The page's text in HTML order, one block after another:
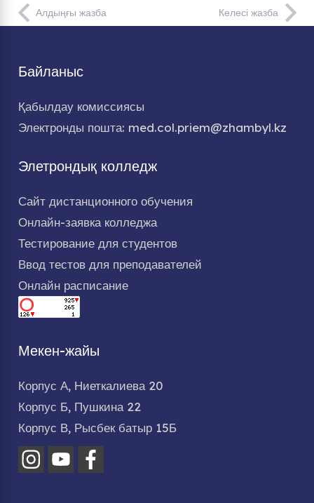
Алдыңғы жазба Келесі жазба
Байланыс
Қабылдау комиссиясы
Электронды пошта: med.col.priem@zhambyl.kz
Элетрондық колледж
Сайт дистанционного обучения
Онлайн-заявка колледжа
Тестирование для студентов
Ввод тестов для преподавателей
Онлайн расписание
Мекен-жайы
Корпус А, Ниеткалиева 20
Корпус Б, Пушкина 22
Корпус В, Рысбек батыр 15Б